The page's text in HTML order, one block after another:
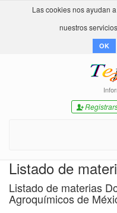
Las cookies nos ayudan
nuestros
OK
Listado de
Listado de materias
Agroquímicos de